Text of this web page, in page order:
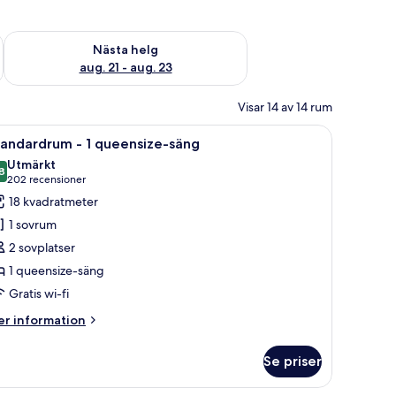
aug. 14 - aug. 16
Nästa helg
aug. 21 - aug. 23
Kontrollera tillgängligheten för nästa helg aug. 21 - aug. 23
Visar 14 av 14 rum
en platt-TV, ett skrivbord med en lampa och en stol.
Ett hotellrum med en stor säng, ett
6 - 1 queensize-säng
av 10
Utmärkt
202 recensioner
(202 recensioner)
18 kvadratmeter
1 sovrum
2 sovplatser
1 queensize-säng
Gratis wi-fi
information
Se priser